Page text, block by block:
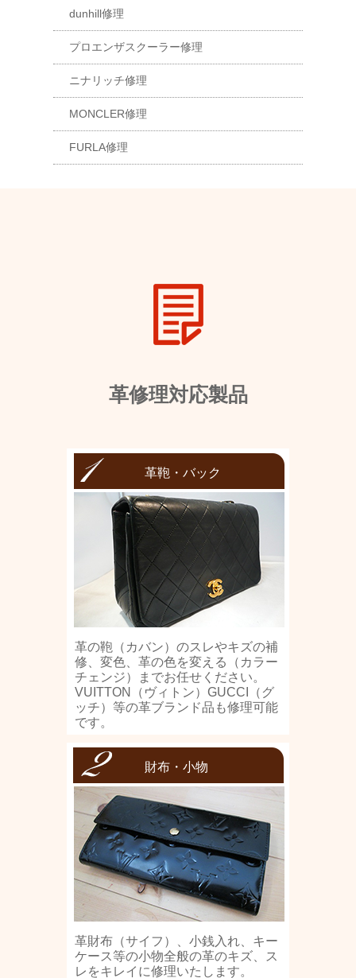
dunhill修理
プロエンザスクーラー修理
ニナリッチ修理
MONCLER修理
FURLA修理
革修理対応製品
革鞄・バック
革の鞄（カバン）のスレやキズの補
修、変色、革の色を変える（カラー
チェンジ）までお任せください。
VUITTON（ヴィトン）GUCCI（グ
ッチ）等の革ブランド品も修理可能
です。
財布・小物
革財布（サイフ）、小銭入れ、キー
ケース等の小物全般の革のキズ、ス
レをキレイに修理いたします。